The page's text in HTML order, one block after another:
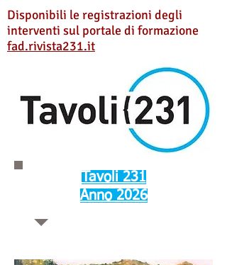
Disponibili le registrazioni degli
interventi sul portale di formazione
fad.rivista231.it
Tavoli 231
Anno 2026